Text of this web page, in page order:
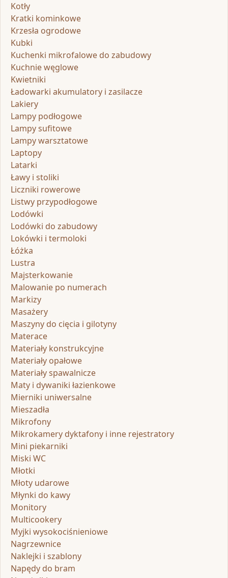
Kotły
Kratki kominkowe
Krzesła ogrodowe
Kubki
Kuchenki mikrofalowe do zabudowy
Kuchnie węglowe
Kwietniki
Ładowarki akumulatory i zasilacze
Lakiery
Lampy podłogowe
Lampy sufitowe
Lampy warsztatowe
Laptopy
Latarki
Ławy i stoliki
Liczniki rowerowe
Listwy przypodłogowe
Lodówki
Lodówki do zabudowy
Lokówki i termoloki
Łóżka
Lustra
Majsterkowanie
Malowanie po numerach
Markizy
Masażery
Maszyny do cięcia i gilotyny
Materace
Materiały konstrukcyjne
Materiały opałowe
Materiały spawalnicze
Maty i dywaniki łazienkowe
Mierniki uniwersalne
Mieszadła
Mikrofony
Mikrokamery dyktafony i inne rejestratory
Mini piekarniki
Miski WC
Młotki
Młoty udarowe
Młynki do kawy
Monitory
Multicookery
Myjki wysokociśnieniowe
Nagrzewnice
Naklejki i szablony
Napędy do bram